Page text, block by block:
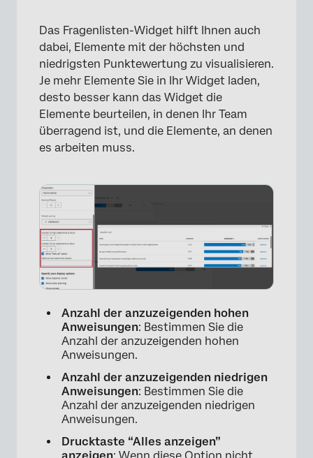
Das Fragenlisten-Widget hilft Ihnen auch
dabei, Elemente mit der höchsten und
niedrigsten Punktewertung zu visualisieren.
Je mehr Elemente Sie in Ihr Widget laden,
desto besser kann das Widget die
Elemente beurteilen, in denen Ihr Team
überragend ist, und die Elemente, an denen
es arbeiten muss.
Anzahl der anzuzeigenden hohen
Anweisungen: Bestimmen Sie die
Anzahl der anzuzeigenden hohen
Anweisungen.
Anzahl der anzuzeigenden niedrigen
Anweisungen: Bestimmen Sie die
Anzahl der anzuzeigenden niedrigen
Anweisungen.
Drucktaste “Alles anzeigen”
anzeigen: Wenn diese Option nicht